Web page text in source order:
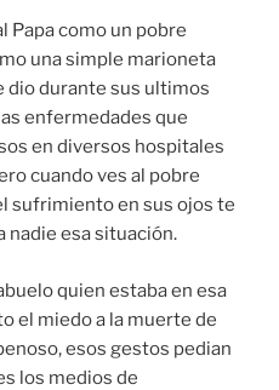
Papa como un pobre
una simple marioneta
dio durante sus ultimos
enfermedades que
en diversos hospitales
cuando ves al pobre
sufrimiento en sus ojos te
nadie esa situación.
quien estaba en esa
el miedo a la muerte de
esos gestos pedian
los medios de